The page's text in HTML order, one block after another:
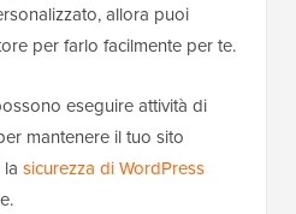
allora puoi
per farlo facilmente per te.
eseguire attività di
mantenere il tuo sito
sicurezza di WordPress